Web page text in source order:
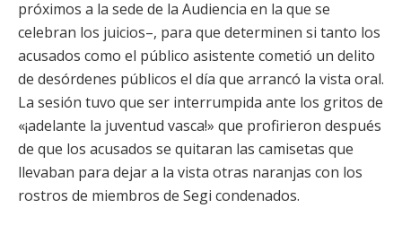
próximos a la sede de la Audiencia en la que se
celebran los juicios–, para que determinen si tanto los
acusados como el público asistente cometió un delito
de desórdenes públicos el día que arrancó la vista oral.
La sesión tuvo que ser interrumpida ante los gritos de
«¡adelante la juventud vasca!» que profirieron después
de que los acusados se quitaran las camisetas que
llevaban para dejar a la vista otras naranjas con los
rostros de miembros de Segi condenados.